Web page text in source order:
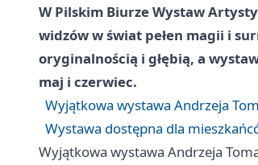
W Pilskim Biurze Wystaw
widzów w świat pełen magii i
oryginalnością i głębią, a
maj i czerwiec.
Wyjątkowa wystawa Andrzeja
Wystawa dostępna dla
Wyjątkowa wystawa Andrzeja